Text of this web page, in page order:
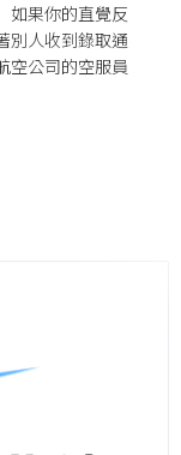
如果你的直覺反
別人收到錄取通
空公司的空服員